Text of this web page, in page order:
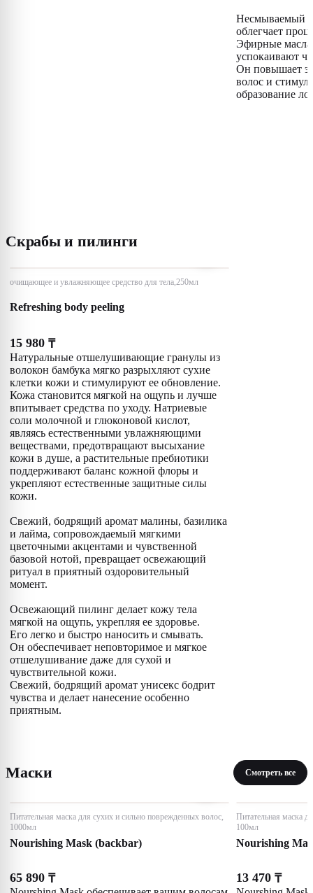
Несмываемый
облегчает
Эфирные
успокаивают
Он повышает
волос и
образование
Скрабы и пилинги
очищающее и увлажняющее средство для тела,250мл
Refreshing body peeling
15 980 ₸
Натуральные отшелушивающие гранулы из
волокон бамбука мягко разрыхляют сухие
клетки кожи и стимулируют ее обновление.
Кожа становится мягкой на ощупь и лучше
впитывает средства по уходу. Натриевые
соли молочной и глюконовой кислот,
являясь естественными увлажняющими
веществами, предотвращают высыхание
кожи в душе, а растительные пребиотики
поддерживают баланс кожной флоры и
укрепляют естественные защитные силы
кожи.
Свежий, бодрящий аромат малины, базилика
и лайма, сопровождаемый мягкими
цветочными акцентами и чувственной
базовой нотой, превращает освежающий
ритуал в приятный оздоровительный
момент.
Освежающий пилинг делает кожу тела
мягкой на ощупь, укрепляя ее здоровье.
Его легко и быстро наносить и смывать.
Он обеспечивает неповторимое и мягкое
отшелушивание даже для сухой и
чувствительной кожи.
Свежий, бодрящий аромат унисекс бодрит
чувства и делает нанесение особенно
приятным.
Маски Смотреть все
Питательная маска для сухих и сильно поврежденных волос,
1000мл
Nourishing Mask (backbar)
65 890 ₸
Питательная маска
100мл
Nourishing
13 470 ₸